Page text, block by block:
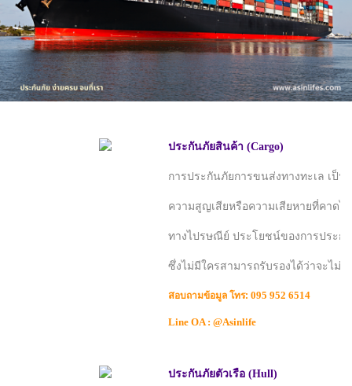
ประกันภัยสินค้า (Cargo)
การประกันภัยการขนส่งทางทะเล เป็
ความสูญเสียหรือความเสียหายที่คาดไ
ทางไปรษณีย์ ประโยชน์ของการประกั
ซึ่งไม่มีใครสามารถรับรองได้ว่าจะไม่
สอบถามข้อมูล โทร: 095 952 6514
Line OA : @Asinlife
ประกันภัยตัวเรือ (Hull)